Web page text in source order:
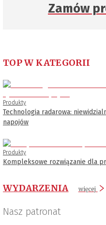
Zamów
TOP W KATEGORII
Produkty
Technologia radarowa:
napojów
Produkty
Kompleksowe rozwiązanie dla
WYDARZENIA więcej
Nasz patronat